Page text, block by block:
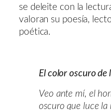
se deleite con la
valoran su poesía,
poética.
El color oscuro de
Veo ante mí, el
oscuro que luce la